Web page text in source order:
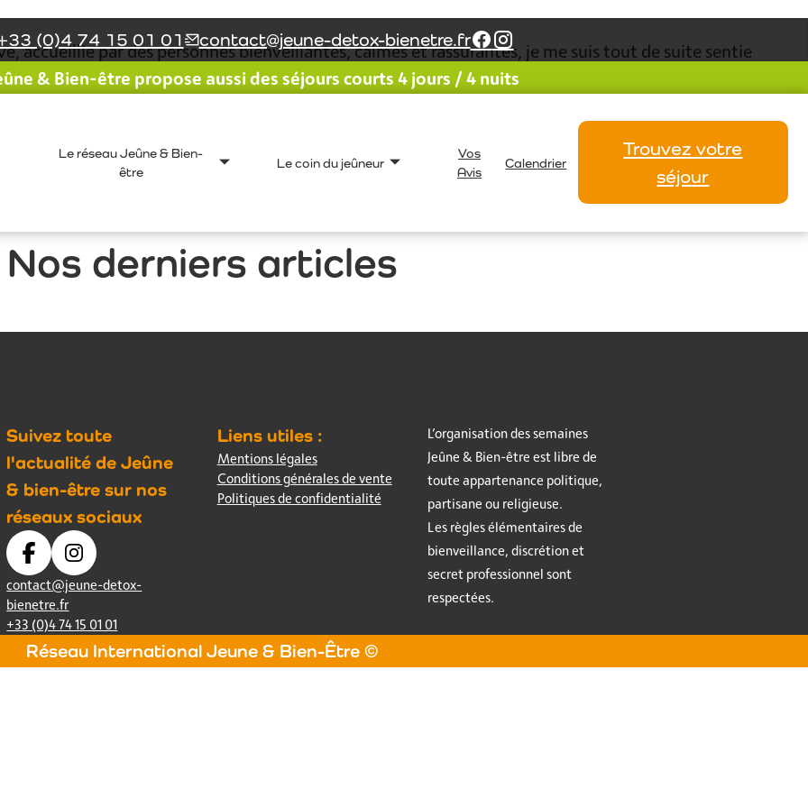
(0)4 74 15 01 01 contact@jeune-detox-bienetre.fr
& Bien-être propose aussi des séjours courts 4 jours / 4 nuits
Le réseau Jeûne & Bien-
être
Le coin du jeûneur
Vos
Avis
Calendrier
Trouvez votre
séjour
accueillie par des personnes bienveillantes, calmes et rassurantes, je me suis tout de suite sentie
épreuve pour moi, je me suis ressourcée, dépensée, reposée, bichonnée au spa et grâce aux
Isabelle C.
Nos derniers articles
Suivez toute
l'actualité de Jeûne
& bien-être sur nos
réseaux sociaux
contact@jeune-detox-
bienetre.fr
+33 (0)4 74 15 01 01
Liens utiles :
Mentions légales
Conditions générales de vente
Politiques de confidentialité
L’organisation des semaines
Jeûne & Bien-être est libre de
toute appartenance politique,
partisane ou religieuse.
Les règles élémentaires de
bienveillance, discrétion et
secret professionnel sont
respectées.
Réseau International Jeune & Bien-Être ©